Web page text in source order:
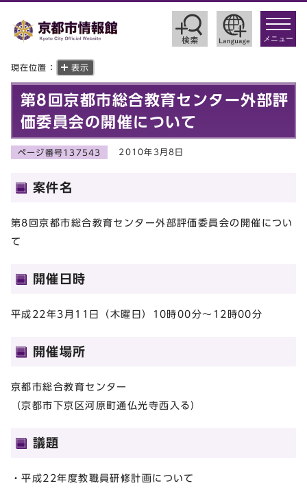
toggle
メニュー
現在位置： 表示
第8回京都市総合教育センター外部評
価委員会の開催について
ページ番号137543 2010年3月8日
案件名
第8回京都市総合教育センター外部評価委員会の開催につい
て
開催日時
平成22年3月11日（木曜日）10時00分～12時00分
開催場所
京都市総合教育センター
（京都市下京区河原町通仏光寺西入る）
議題
・平成22年度教職員研修計画について